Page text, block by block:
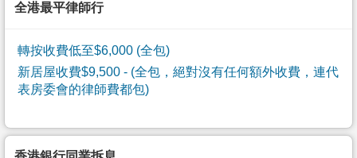
全港最平律師行
轉按收費低至$6,000 (全包)
新居屋收費$9,500 - (全包，絕對沒有任何額外收費，連代
表房委會的律師費都包)